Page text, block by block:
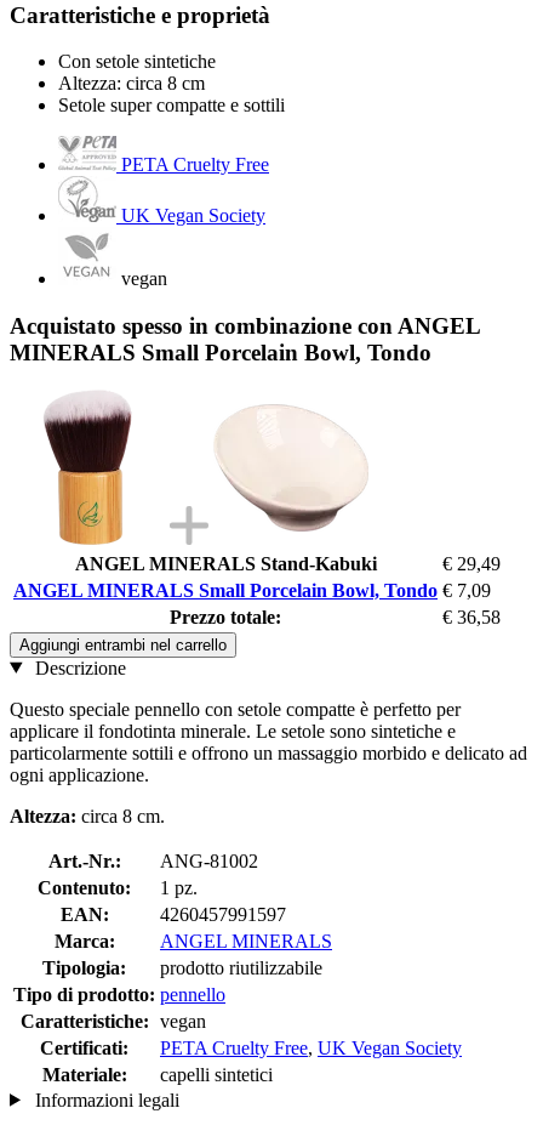
Caratteristiche e proprietà
Con setole sintetiche
Altezza: circa 8 cm
Setole super compatte e sottili
PETA Cruelty Free
UK Vegan Society
vegan
Acquistato spesso in combinazione con ANGEL
MINERALS Small Porcelain Bowl, Tondo
ANGEL MINERALS Stand-Kabuki
€ 29,49
ANGEL MINERALS Small Porcelain Bowl, Tondo € 7,09
Prezzo totale:
€ 36,58
Aggiungi entrambi nel carrello
Descrizione
Questo speciale pennello con setole compatte è perfetto per
applicare il fondotinta minerale. Le setole sono sintetiche e
particolarmente sottili e offrono un massaggio morbido e delicato ad
ogni applicazione.
Altezza: circa 8 cm.
Art.-Nr.:
ANG-81002
Contenuto:
1 pz.
EAN:
4260457991597
Marca:
ANGEL MINERALS
Tipologia:
prodotto riutilizzabile
Tipo di prodotto: pennello
Caratteristiche: vegan
Certificati:
PETA Cruelty Free, UK Vegan Society
Materiale:
capelli sintetici
Informazioni legali